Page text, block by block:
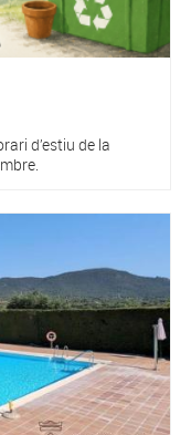
d’estiu de la